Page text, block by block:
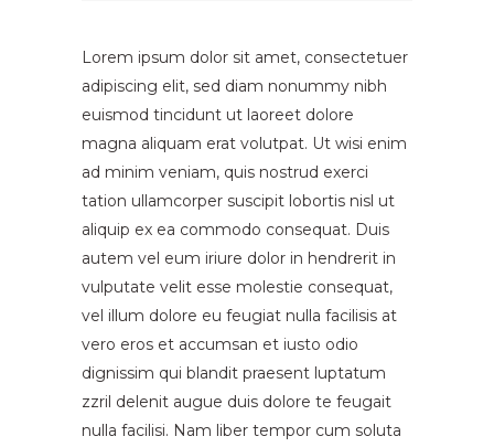
Lorem ipsum dolor sit amet, consectetuer
adipiscing elit, sed diam nonummy nibh
euismod tincidunt ut laoreet dolore
magna aliquam erat volutpat. Ut wisi enim
ad minim veniam, quis nostrud exerci
tation ullamcorper suscipit lobortis nisl ut
aliquip ex ea commodo consequat. Duis
autem vel eum iriure dolor in hendrerit in
vulputate velit esse molestie consequat,
vel illum dolore eu feugiat nulla facilisis at
vero eros et accumsan et iusto odio
dignissim qui blandit praesent luptatum
zzril delenit augue duis dolore te feugait
nulla facilisi. Nam liber tempor cum soluta